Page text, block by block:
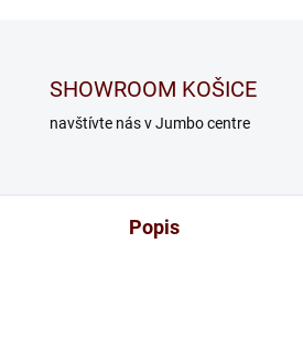
SHOWROOM KOŠICE
navštívte nás v Jumbo centre
Popis